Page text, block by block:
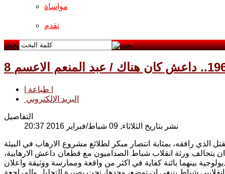
مواساة
تقدم
بحث
البريد الإلكتروني
التفاصيل
نشر بتاريخ الثلاثاء, 09 شباط/فبراير 2016 20:37
انقلاب شباط العام 1963، بشعاراته وهوس القتل الذي رافقه، بمثابة انتصار مبكر لطلائع مشروع الارهاب في البيئة
الداعشي عام 2014، فلا غرابة هنا (اليوم) ان يتحالف ورثة انقلاب شباط الصداميون مع قطعان داعش الارهابية،